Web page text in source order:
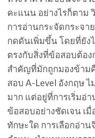
คะแนน อย่างไรก็ตาม
การอ่านกระจัดกระจา
กดดันเพิ่มขึ้น โดยที่ยัง
ตรงกับสิ่งที่ข้อสอบต้อง
สำคัญที่มักถูกมองข้าม
สอบ A-Level อังกฤษ
มาก แต่อยู่ที่การเริ่มอ่
ข้อสอบอย่างชัดเจน เ
ทักษะใด การเลือกอ่า